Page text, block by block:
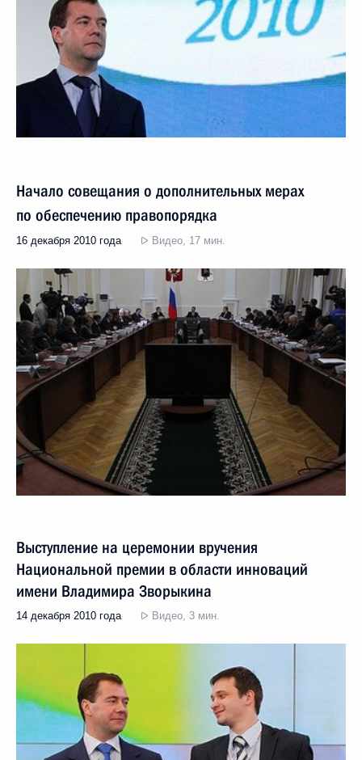
Начало совещания о дополнительных мерах
по обеспечению правопорядка
16 декабря 2010 года Видео, 17 мин.
Выступление на церемонии вручения
Национальной премии в области инноваций
имени Владимира Зворыкина
14 декабря 2010 года Видео, 3 мин.